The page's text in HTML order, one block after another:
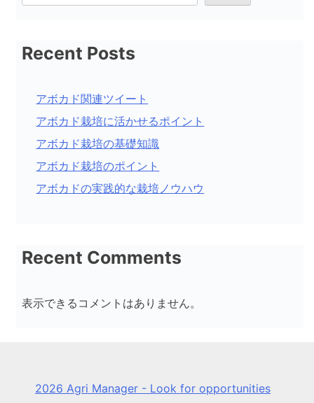
ョ
Recent Posts
アボカド関連ツイート
アボカド栽培に活かせるポイント
アボカド栽培の基礎知識
アボカド栽培のポイント
アボカドの実践的な栽培ノウハウ
Recent Comments
表示できるコメントはありません。
2026 Agri Manager - Look for opportunities